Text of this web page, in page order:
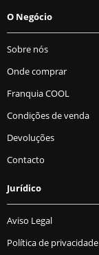
O Negócio
Sobre nós
Onde comprar
Franquia COOL
Condições de venda
Devoluções
Contacto
Jurídico
Aviso Legal
Política de privacidade